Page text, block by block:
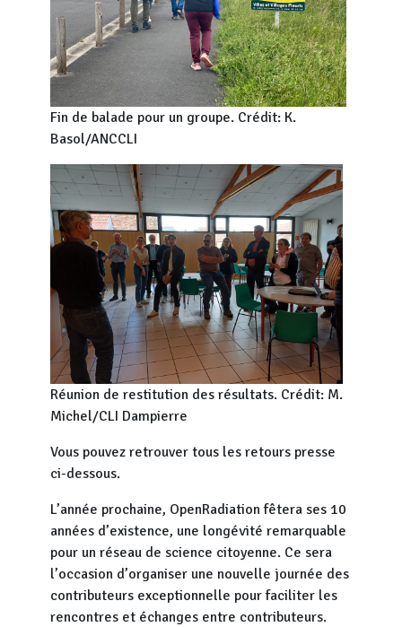
Fin de balade pour un groupe. Crédit: K.
Basol/ANCCLI
Réunion de restitution des résultats. Crédit: M.
Michel/CLI Dampierre
Vous pouvez retrouver tous les retours presse
ci-dessous.
L’année prochaine, OpenRadiation fêtera ses 10
années d’existence, une longévité remarquable
pour un réseau de science citoyenne. Ce sera
l’occasion d’organiser une nouvelle journée des
contributeurs exceptionnelle pour faciliter les
rencontres et échanges entre contributeurs.